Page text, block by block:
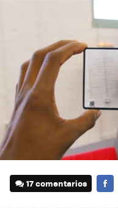
17 comentarios